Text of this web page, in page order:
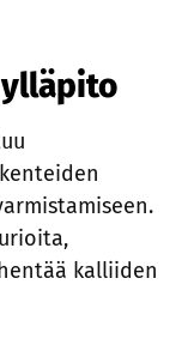
kalliiden